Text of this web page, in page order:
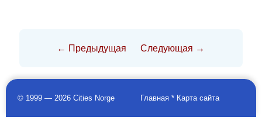
← Предыдущая Следующая →
© 1999 — 2026 Cities Norge Главная* Карта сайта